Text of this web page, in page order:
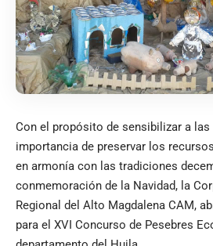
Con el propósito de sensibilizar a
importancia de preservar los
en armonía con las tradiciones
conmemoración de la Navidad, la
Regional del Alto Magdalena CAM,
para el XVI Concurso de Pesebres